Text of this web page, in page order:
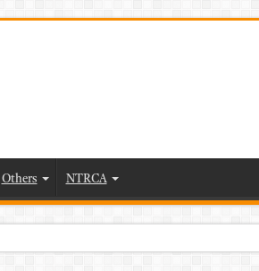
Others NTRCA